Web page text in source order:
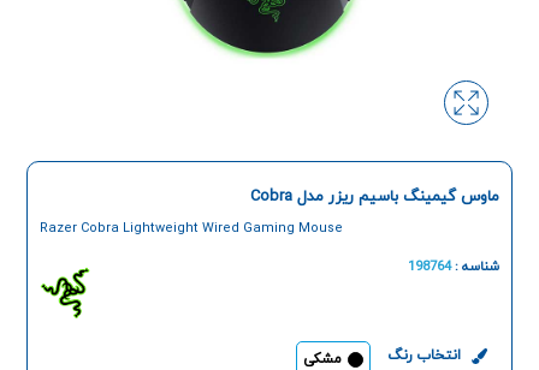
ماوس گیمینگ باسیم ریزر مدل Cobra
Razer Cobra Lightweight Wired Gaming Mouse
شناسه :198764
انتخاب رنگ مشکی